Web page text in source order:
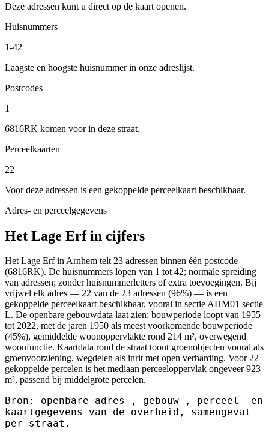
Deze adressen kunt u direct op de kaart openen.
Huisnummers
1-42
Laagste en hoogste huisnummer in onze adreslijst.
Postcodes
1
6816RK komen voor in deze straat.
Perceelkaarten
22
Voor deze adressen is een gekoppelde perceelkaart beschikbaar.
Adres- en perceelgegevens
Het Lage Erf in cijfers
Het Lage Erf in Arnhem telt 23 adressen binnen één postcode
(6816RK). De huisnummers lopen van 1 tot 42; normale spreiding
van adressen; zonder huisnummerletters of extra toevoegingen. Bij
vrijwel elk adres — 22 van de 23 adressen (96%) — is een
gekoppelde perceelkaart beschikbaar, vooral in sectie AHM01 sectie
L. De openbare gebouwdata laat zien: bouwperiode loopt van 1955
tot 2022, met de jaren 1950 als meest voorkomende bouwperiode
(45%), gemiddelde woonoppervlakte rond 214 m², overwegend
woonfunctie. Kaartdata rond de straat toont groenobjecten vooral als
groenvoorziening, wegdelen als inrit met open verharding. Voor 22
gekoppelde percelen is het mediaan perceeloppervlak ongeveer 923
m², passend bij middelgrote percelen.
Bron: openbare adres-, gebouw-, perceel- en
kaartgegevens van de overheid, samengevat
per straat.